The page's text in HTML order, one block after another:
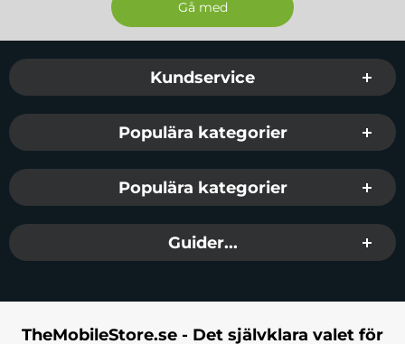
Sidfot Blandad info och länkar
Kundservice
Populära kategorier
Populära kategorier
Guider...
TheMobileStore.se - Det självklara valet för